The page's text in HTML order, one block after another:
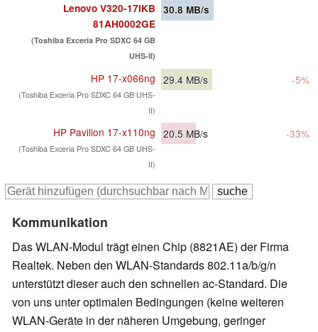
Lenovo V320-17IKB
81AH0002GE
(Toshiba Exceria Pro SDXC 64 GB
UHS-II)
30.8 MB/s
HP 17-x066ng
(Toshiba Exceria Pro SDXC 64 GB UHS-
II)
29.4 MB/s -5%
HP Pavilion 17-x110ng
(Toshiba Exceria Pro SDXC 64 GB UHS-
II)
20.5 MB/s -33%
Kommunikation
Das WLAN-Modul trägt einen Chip (8821AE) der Firma
Realtek. Neben den WLAN-Standards 802.11a/b/g/n
unterstützt dieser auch den schnellen ac-Standard. Die
von uns unter optimalen Bedingungen (keine weiteren
WLAN-Geräte in der näheren Umgebung, geringer